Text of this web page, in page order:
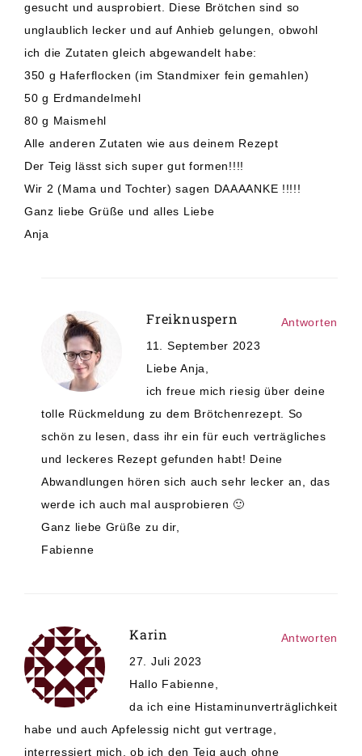
gesucht und ausprobiert. Diese Brötchen sind so
unglaublich lecker und auf Anhieb gelungen, obwohl
ich die Zutaten gleich abgewandelt habe:
350 g Haferflocken (im Standmixer fein gemahlen)
50 g Erdmandelmehl
80 g Maismehl
Alle anderen Zutaten wie aus deinem Rezept
Der Teig lässt sich super gut formen!!!!
Wir 2 (Mama und Tochter) sagen DAAAANKE !!!!!
Ganz liebe Grüße und alles Liebe
Anja
Freiknuspern
11. September 2023
Liebe Anja,
ich freue mich riesig über deine
tolle Rückmeldung zu dem Brötchenrezept. So
schön zu lesen, dass ihr ein für euch verträgliches
und leckeres Rezept gefunden habt! Deine
Abwandlungen hören sich auch sehr lecker an, das
werde ich auch mal ausprobieren 🙂
Ganz liebe Grüße zu dir,
Fabienne
Antworten
Karin
27. Juli 2023
Hallo Fabienne,
da ich eine Histaminunverträglichkeit
habe und auch Apfelessig nicht gut vertrage,
interressiert mich, ob ich den Teig auch ohne
Antworten